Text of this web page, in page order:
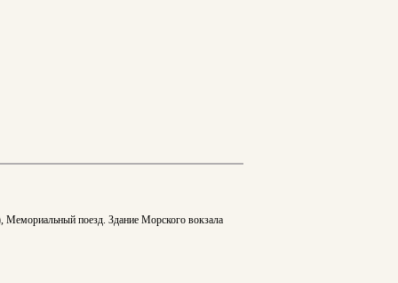
Мемориальный поезд. Здание Морского вокзала